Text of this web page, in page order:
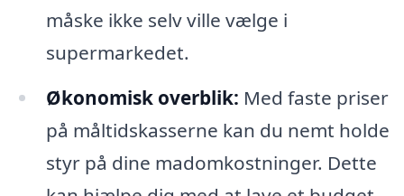
måske ikke selv ville vælge i
supermarkedet.
Økonomisk overblik: Med faste priser
på måltidskasserne kan du nemt holde
styr på dine madomkostninger. Dette